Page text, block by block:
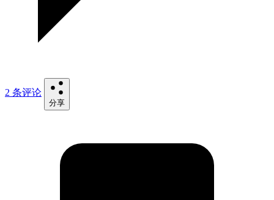
2 条评论
分享